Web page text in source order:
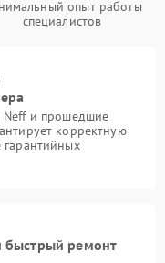
опыт работы
специалистов
Neff и прошедшие
корректную
гарантийных
быстрый ремонт